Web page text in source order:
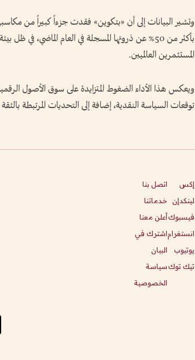
وتشير البيانات إلى أن «بتكوين» فقدت جزءاً كبيراً من
بأكثر من 50% عن ذروتها المسجلة في العام الماضي،
المستثمرين العالميين.
ويعكس هذا الأداء الضغوط المتزايدة على سوق الأصول
توقعات السياسة النقدية، إضافة إلى التحديات المرتبطة
إكس
لينكدإن
فيسبوك
انستغرام
يوتيوب
تيك توك
اتصل بنا
خدماتنا
أعلن معنا
اشترك في
البيان
سياسة
الخصوصية